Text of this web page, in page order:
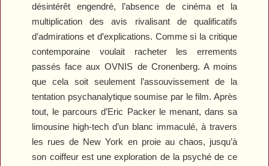
désintérêt engendré, l’absence de cinéma et la
multiplication des avis rivalisant de qualificatifs
d’admirations et d’explications. Comme si la critique
contemporaine voulait racheter les errements
passés face aux OVNIS de Cronenberg. A moins
que cela soit seulement l’assouvissement de la
tentation psychanalytique soumise par le film. Après
tout, le parcours d’Eric Packer le menant, dans sa
limousine high-tech d’un blanc immaculé, à travers
les rues de New York en proie au chaos, jusqu’à
son coiffeur est une exploration de la psyché de ce